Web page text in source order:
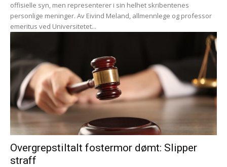
offisielle syn, men representerer i sin helhet skribentenes
personlige meninger. Av Eivind Meland, allmennlege og professor
emeritus ved Universitetet...
Overgrepstiltalt fostermor dømt: Slipper
straff